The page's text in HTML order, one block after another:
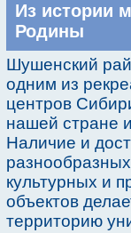
Из истории
Родины
Шушенский
одним из
центров
нашей стране
Наличие и
культурных и
объектов
территорию